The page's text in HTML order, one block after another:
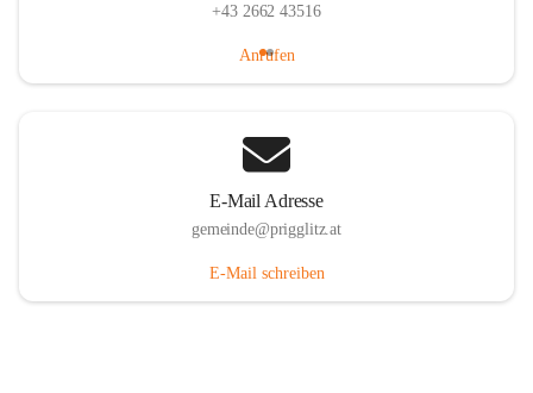
+43 2662 43516
Anrufen
E-Mail Adresse
gemeinde@prigglitz.at
E-Mail schreiben